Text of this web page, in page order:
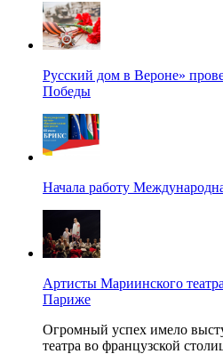
Русский дом в Вероне»
Победы
Начала работу
Артисты Мариинского
Париже
Огромный успех имело
театра во французской